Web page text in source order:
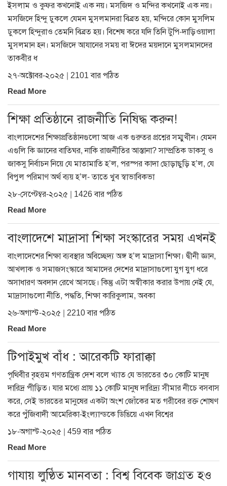
ইসলাম ও কুফর কখনোই এক নয়। মসজিদ ও মন্দির কখনোই এক নয়।
মসজিদে হিন্দু ঢুকলে যেমন মুসলমানরা বিব্রত হয়, মন্দিরে কোন মুসলিম
ঢুকলে হিন্দুরাও তেমনি বিব্রত হয়। বিশেষ করে যদি তিনি টুপি-দাড়িওয়ালা
মুসলমান হন। মসজিদে আযানের সময় বা ঈদের ময়দানে মুসলমানদের
তাকবীর ধ
২৭-অক্টোবর-২০২৫ | 2101 বার পঠিত
Read More
শিক্ষা প্রতিষ্ঠানে রাজনীতি নিষিদ্ধ করুন!
বাংলাদেশের শিক্ষাপ্রতিষ্ঠানগুলো আজ এক গুরুতর প্রশ্নের সম্মুখীন। যেমন
এগুলি কি জ্ঞানের বাতিঘর, নাকি রাজনীতির আস্তানা? সাম্প্রতিক ডাকসু ও
জাকসু নির্বাচন নিয়ে যে মাতামাতি হ’ল, পরস্পর কাদা ছোড়াছুড়ি হ’ল, যে
বিপুল পরিমাণ অর্থ ব্যয় হ’ল- তাতে খুব স্বাভাবিকভা
২৮-সেপ্টেম্বর-২০২৫ | 1426 বার পঠিত
Read More
বাংলাদেশে মাদ্রাসা শিক্ষা সংস্কারের সময় এখনই
বাংলাদেশের শিক্ষা ব্যবস্থার অবিচ্ছেদ্য অঙ্গ হ’ল মাদ্রাসা শিক্ষা। দ্বীনী জ্ঞান,
আখলাক ও সমাজসংস্কারে আমাদের দেশের মাদ্রাসাগুলো যুগ যুগ ধরে
অসাধারণ অবদান রেখে আসছে। কিন্তু এটা অস্বীকার করার উপায় নেই যে,
মাদ্রাসাগুলো নীতি, পদ্ধতি, শিক্ষা কারিকুলাম, অবকা
২৬-অগাস্ট-২০২৫ | 2210 বার পঠিত
Read More
টিপাইমুখ বাঁধ : আরেকটি ফারাক্কা
পৃথিবীর বৃহত্তম গণতান্ত্রিক দেশ বলে খ্যাত যে ভারতের ৩০ কোটি মানুষ
দারিদ্র পীড়িত। যার মধ্যে প্রায় ১১ কোটি মানুষ দারিদ্র্য সীমার নীচে বসবাস
করে, সেই ভারতের মানুষের একটা অংশ জোঁকের মত গরীবের রক্ত শোষণ
করে পুঁজিবাদী আমেরিকা-ইংল্যান্ডকে ডিঙিয়ে এখন বিশ্বের
১৮-অগাস্ট-২০২৫ | 459 বার পঠিত
Read More
গাযায় লুণ্ঠিত মানবতা : বিশ্ব বিবেক জাগ্রত হও